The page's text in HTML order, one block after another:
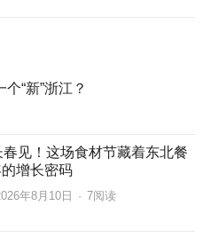
“新”浙江？
见！这场食材节藏着东北餐
增长密码
年8月10日 · 7阅读